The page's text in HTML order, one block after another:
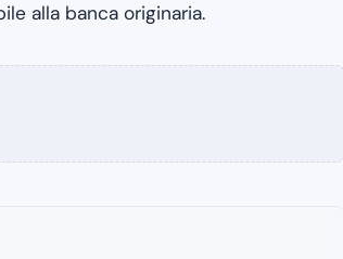
alla banca originaria.